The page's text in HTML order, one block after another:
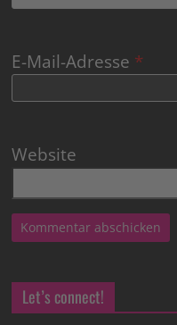
E-Mail-Adresse *
Website
Let’s connect!